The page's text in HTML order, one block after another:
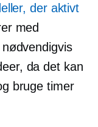
der aktivt
med
da det kan
bruge timer